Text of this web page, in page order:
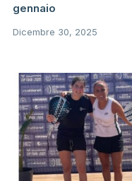
gennaio
Dicembre 30, 2025